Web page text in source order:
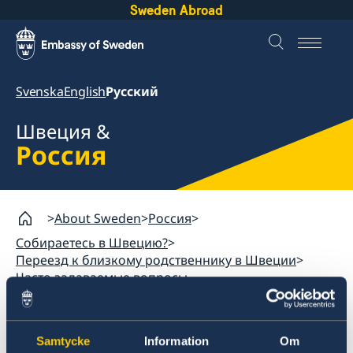
Samtycke Information Om
Sweden Abroad
SvenskaEnglishРусский
Швеция &
Россия
About Sweden Россия
Собираетесь в Швецию?
Переезд к близкому родственнику в Швеции
Часто задаваемые вопросы
Россия